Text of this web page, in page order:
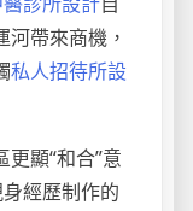
帶來商機，
私人招待所設
更顯“和合”意
經歷制作的